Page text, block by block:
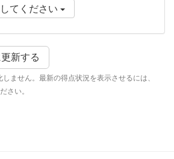
てください
新する
ません。最新の得点状況を表示させるには、
さい。